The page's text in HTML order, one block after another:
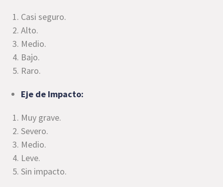
Casi seguro.
Alto.
Medio.
Bajo.
Raro.
Eje de Impacto:
Muy grave.
Severo.
Medio.
Leve.
Sin impacto.